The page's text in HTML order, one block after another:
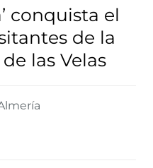
conquista el
de la
las Velas